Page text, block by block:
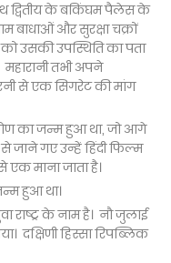
द्वितीय के बकिंघम पैलेस के
और सुरक्षा चक्रों
उसकी उपस्थिति का पता
तभी अपने
से एक सिगरेट की मांग
का जन्म हुआ था, जो आगे
जाने गए उन्हें हिंदी फिल्म
माना जाता है।
हुआ था।
राष्ट्र के नाम है। नौ जुलाई
दक्षिणी हिस्सा रिपब्लिक